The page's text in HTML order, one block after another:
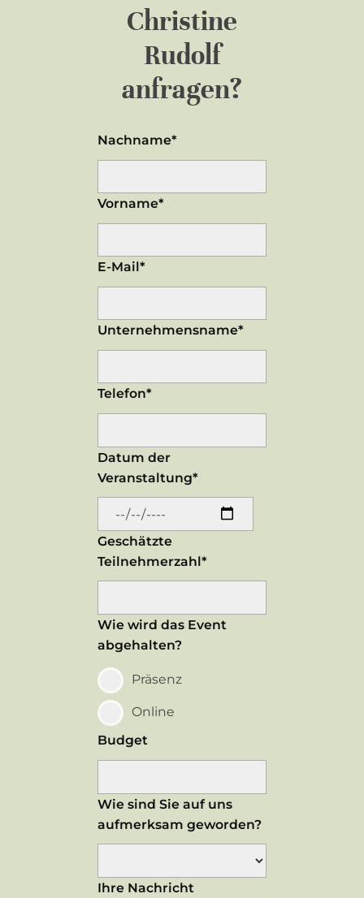
Christine
Rudolf
anfragen?
Nachname*
Vorname*
E-Mail*
Unternehmensname*
Telefon*
Datum der
Veranstaltung*
Geschätzte
Teilnehmerzahl*
Wie wird das Event
abgehalten?
Präsenz
Online
Budget
Wie sind Sie auf uns
aufmerksam geworden?
Ihre Nachricht